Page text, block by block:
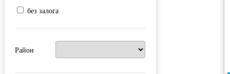
без залога
Район